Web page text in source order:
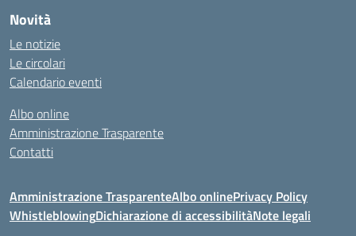
Novità
Le notizie
Le circolari
Calendario eventi
Albo online
Amministrazione Trasparente
Contatti
Amministrazione TrasparenteAlbo onlinePrivacy Policy
WhistleblowingDichiarazione di accessibilitàNote legali